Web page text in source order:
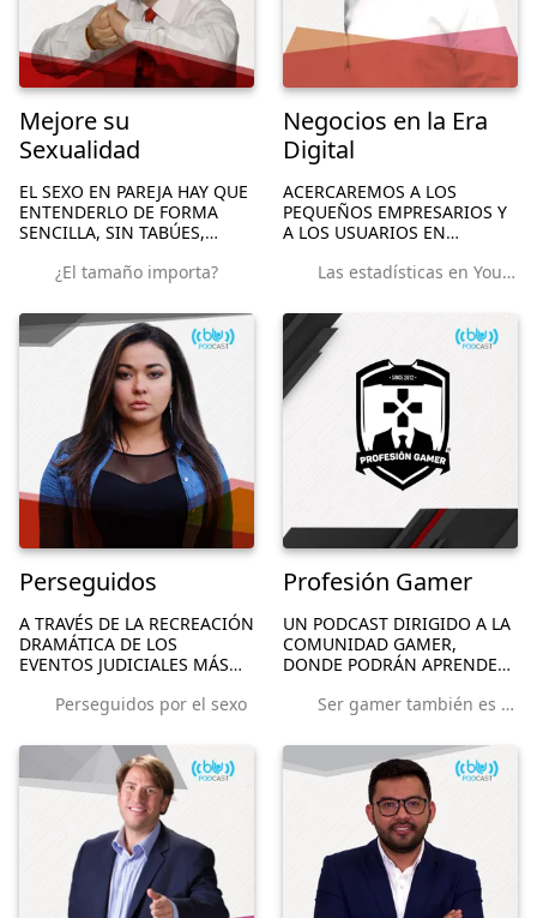
Mejore su
Sexualidad
EL SEXO EN PAREJA HAY QUE
ENTENDERLO DE FORMA
SENCILLA, SIN TABÚES,
HUMOR LAS MEJORES
VIDA LARGA.
¿El tamaño importa?
Negocios en la Era
Digital
ACERCAREMOS A LOS
PEQUEÑOS EMPRESARIOS Y
A LOS USUARIOS EN
SOCIALES EL MANEJO
ESTRATEGIAS PARA HACER
EMPRENDIMIENTO
EXITOSOS EN INTERNET.
UNA GUÍA PARA CUALQUIE...
Las estadísticas en YouTube
Perseguidos
A TRAVÉS DE LA RECREACIÓN
DRAMÁTICA DE LOS
EVENTOS JUDICIALES MÁS
NUESTRO PAÍS, ENSEÑAR A
DELINCUENCIA PERMEE
NUESTRA SEGURIDAD.
Perseguidos por el sexo
Profesión Gamer
UN PODCAST DIRIGIDO A LA
COMUNIDAD GAMER,
DONDE PODRÁN APRENDER
LA INDUSTRIA, EVENTOS Y
ENTORNO AL SEGMENTO DE
LOS VIDEOJUEGOS.
Ser gamer también es una profesión